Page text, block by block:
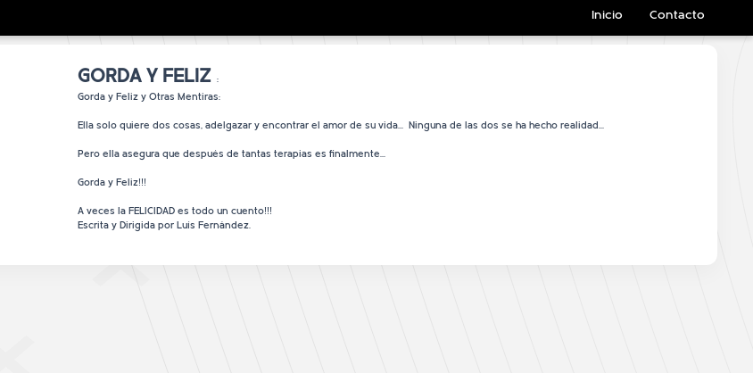
Inicio Contacto
GORDA Y FELIZ :
Gorda y Feliz y Otras Mentiras:
Ella solo quiere dos cosas, adelgazar y encontrar el amor de su vida… Ninguna de las dos se ha hecho realidad…
Pero ella asegura que después de tantas terapias es finalmente…
Gorda y Feliz!!!
A veces la FELICIDAD es todo un cuento!!!
Escrita y Dirigida por Luís Fernández.